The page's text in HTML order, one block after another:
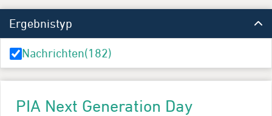
Ergebnistyp
Nachrichten(182)
PIA Next Generation Day